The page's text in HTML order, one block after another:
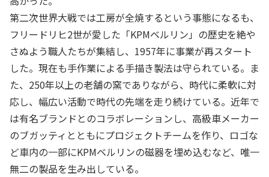
第二次世界大戦では工房が全焼するという事態になるも、
フリードリヒ2世が愛した「KPMベルリン」の歴史を絶や
さぬよう職人たちが集結し、1957年に事業が再スタート
した。現在も手作業による手描き製法は守られている。ま
た、250年以上の老舗の窯でありながら、時代に柔軟に対
応し、幅広い活動で時代の先端を走り続けている。近年で
は有名ブランドとのコラボレーションし、高級車メーカー
のブガッティとともにプロジェクトチームを作り、ロゴな
ど車内の一部にKPMベルリンの磁器を埋め込むなど、唯一
無二の製品を生み出している。